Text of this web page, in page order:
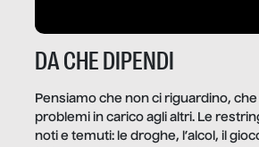
DA CHE DIPENDI
Pensiamo che non ci riguardino,
problemi in carico agli altri. Le
noti e temuti: le droghe, l’alcol, il